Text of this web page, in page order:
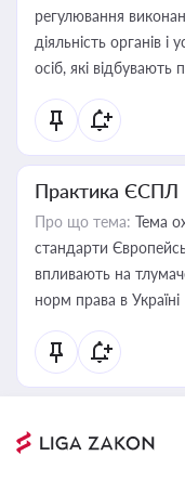
регулювання
діяльність органів
осіб, які відбувають
Практика ЄСПЛ
Про що тема: Тема
стандарти
впливають на
норм права в Україні